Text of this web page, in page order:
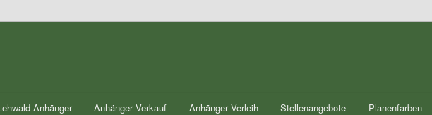
Anhänger Anhänger Verkauf Anhänger Verleih Stellenangebote Planenfarben